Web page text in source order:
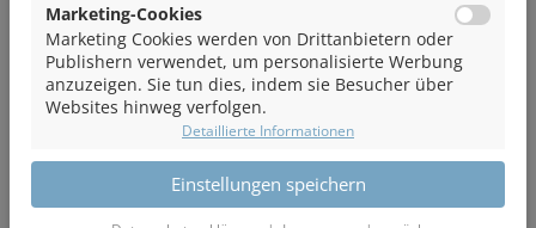
Sitzposition und Lenkradhaltung
Bremsen und Bremswege
Fliehkräfte erfahren/Kurven fahren
Gefällestrecke (Steigung)
Abfangen eines schleudernden Fahrzeuges
Dauer & Fahrzeug
Marketing-Cookies
Marketing Cookies werden von Drittanbietern oder
Publishern verwendet, um personalisierte Werbung
anzuzeigen. Sie tun dies, indem sie Besucher über
Websites hinweg verfolgen.
Detaillierte Informationen
Einstellungen speichern